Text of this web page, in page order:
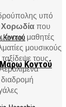
Μάρω Κοντού
υπό
Χορωδίαπου
μαθητές
μουσικούς
τους